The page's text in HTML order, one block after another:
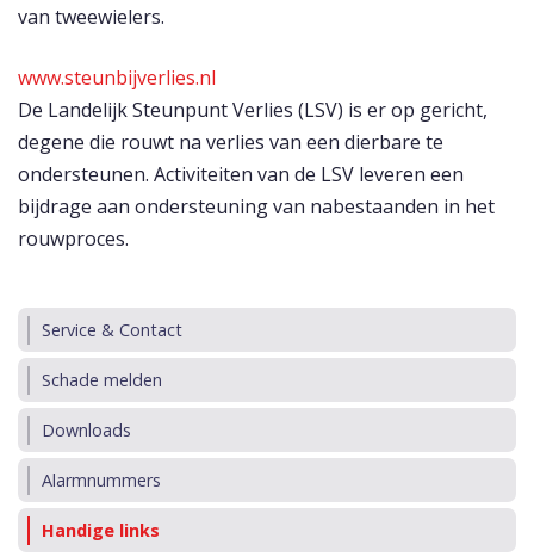
van tweewielers.
www.steunbijverlies.nl
De Landelijk Steunpunt Verlies (LSV) is er op gericht,
degene die rouwt na verlies van een dierbare te
ondersteunen. Activiteiten van de LSV leveren een
bijdrage aan ondersteuning van nabestaanden in het
rouwproces.
Service & Contact
Schade melden
Downloads
Alarmnummers
Handige links